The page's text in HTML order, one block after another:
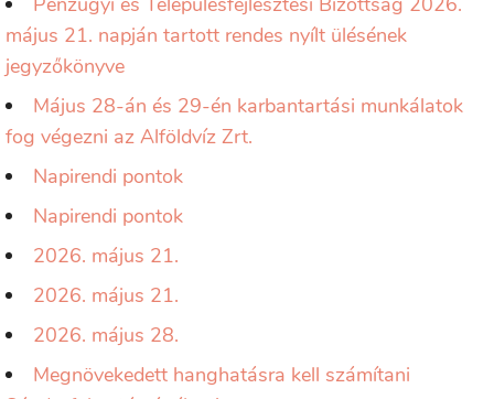
május 21. napján tartott rendes nyílt ülésének
jegyzőkönyve
Május 28-án és 29-én karbantartási munkálatok
fog végezni az Alföldvíz Zrt.
Napirendi pontok
Napirendi pontok
2026. május 21.
2026. május 21.
2026. május 28.
Megnövekedett hanghatásra kell számítani